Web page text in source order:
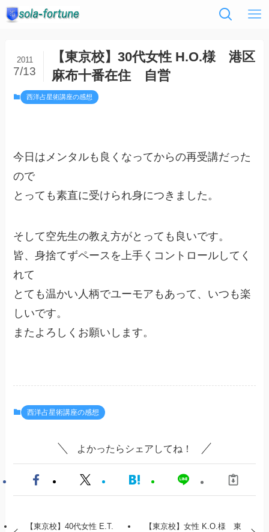
【東京校】30代女性 H.O.様 港区
麻布十番在住 自営
2011
7/13
西洋占星術講座の感想
今日はメンタルも良くなってからの再受講だった
ので
とっても素直に受けられ身につきました。
そして空先生の教え方がとっても良いです。
皆、身捨てずペースを上手くコントロールしてく
れて
とても温かい人柄でユーモアもあって、いつも楽
しいです。
またよろしくお願いします。
西洋占星術講座の感想
よかったらシェアしてね！
【東京校】40代女性 E.T.
【東京校】女性 K.O.様 東